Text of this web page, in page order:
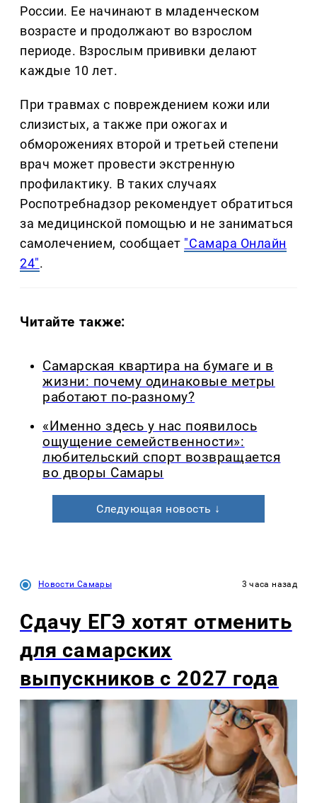
России. Ее начинают в младенческом
возрасте и продолжают во взрослом
периоде. Взрослым прививки делают
каждые 10 лет.
При травмах с повреждением кожи или
слизистых, а также при ожогах и
обморожениях второй и третьей степени
врач может провести экстренную
профилактику. В таких случаях
Роспотребнадзор рекомендует обратиться
за медицинской помощью и не заниматься
самолечением, сообщает "Самара Онлайн
24".
Читайте также:
Самарская квартира на бумаге и в
жизни: почему одинаковые метры
работают по-разному?
«Именно здесь у нас появилось
ощущение семейственности»:
любительский спорт возвращается
во дворы Самары
Следующая новость ↓
Новости Самары 3 часа назад
Сдачу ЕГЭ хотят отменить
для самарских
выпускников с 2027 года